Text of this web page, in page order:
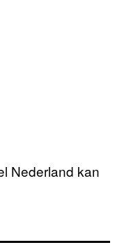
Nederland kan